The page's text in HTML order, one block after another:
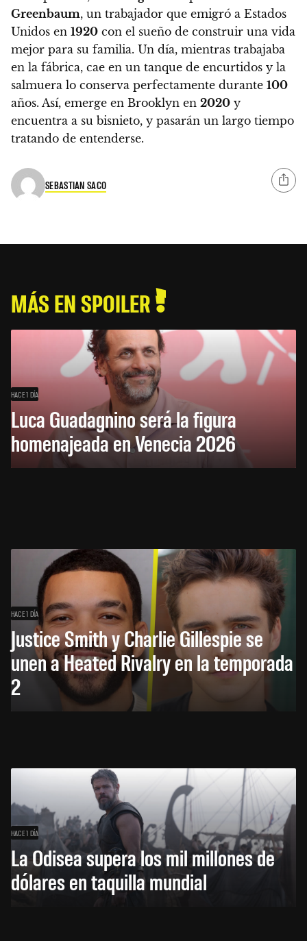
Greenbaum, un trabajador que emigró a Estados
Unidos en 1920 con el sueño de construir una vida
mejor para su familia. Un día, mientras trabajaba
en la fábrica, cae en un tanque de encurtidos y la
salmuera lo conserva perfectamente durante 100
años. Así, emerge en Brooklyn en 2020 y
encuentra a su bisnieto, y pasarán un largo tiempo
tratando de entenderse.
SEBASTIAN SACO
MÁS EN SPOILER
HACE 1 DÍA
Luca Guadagnino será la figura
homenajeada en Venecia 2026
HACE 1 DÍA
Justice Smith y Charlie Gillespie se
unen a Heated Rivalry en la temporada
2
HACE 1 DÍA
La Odisea supera los mil millones de
dólares en taquilla mundial